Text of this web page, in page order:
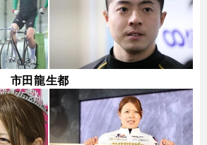
市田龍生都